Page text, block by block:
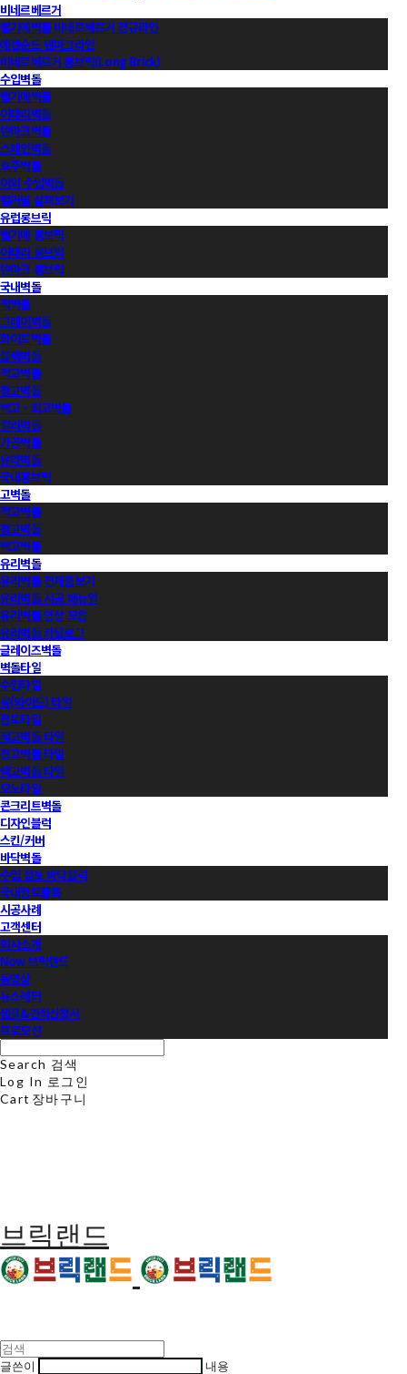
비네르베르거
벨기에벽돌 비네르베르거 정규라인
에겐순드 덴마크라인
비네르베르거 롱브릭(Long Brick)
수입벽돌
벨기에벽돌
이태리벽돌
덴마크벽돌
스페인벽돌
호주벽돌
이외 수입벽돌
컬러별 살펴보기
유럽롱브릭
벨기에 롱브릭
이태리 롱브릭
덴마크 롱브릭
국내벽돌
적벽돌
그레이벽돌
화이트벽돌
블랙벽돌
적고벽돌
청고벽돌
백고ㆍ회고벽돌
컬러벽돌
가공벽돌
유약벽돌
국내롱브릭
고벽돌
적고벽돌
청고벽돌
백고벽돌
유리벽돌
유리벽돌 전제품보기
유리벽돌 시공 매뉴얼
유리벽돌 영상 모음
유리벽돌 카달로그
글레이즈벽돌
벽돌타일
수입타일
롱(와이드) 타일
점토타일
적고벽돌 타일
청고벽돌 타일
백고벽돌 타일
모노타일
콘크리트벽돌
디자인블럭
스킨/커버
바닥벽돌
수입 점토 바닥블럭
국내점토블록
시공사례
고객센터
회사소개
Now 브릭랜드
동영상
뉴스레터
샘플&견적신청서
프로모션
Search 검색
Log In 로그인
Cart 장바구니
브릭랜드
글쓴이 내용